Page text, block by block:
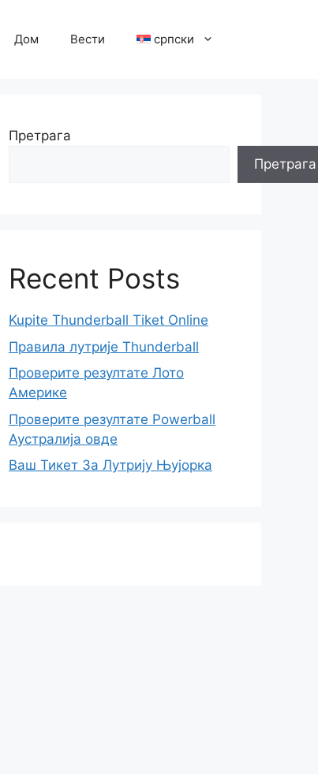
Дом Вести српски
Претрага
Претрага
Recent Posts
Kupite Thunderball Tiket Online
Правила лутрије Thunderball
Проверите резултате Лото
Америке
Проверите резултате Powerball
Аустралија овде
Ваш Тикет За Лутрију Њујорка